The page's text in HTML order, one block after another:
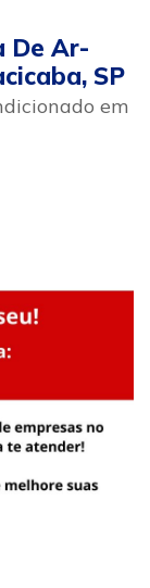
De Ar-
SP
em